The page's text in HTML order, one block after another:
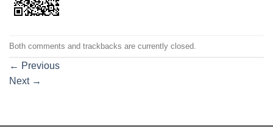
Both comments and trackbacks are currently closed.
← Previous
Next →